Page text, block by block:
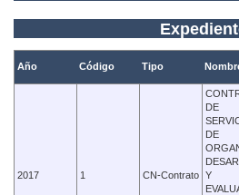
Año Código Tipo
2017 1 CN-Contrato
DE
DE
Y